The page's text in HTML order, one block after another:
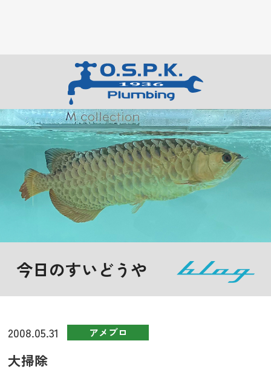
今日のすいどうや
2008.05.31 アメブロ
大掃除